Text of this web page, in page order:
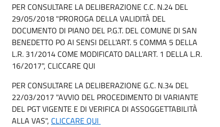
PER CONSULTARE LA DELIBERAZIONE C.C. N.24 DEL
29/05/2018 "PROROGA DELLA VALIDITÀ DEL
DOCUMENTO DI PIANO DEL P.G.T. DEL COMUNE DI SAN
BENEDETTO PO AI SENSI DELL'ART. 5 COMMA 5 DELLA
L.R. 31/2014 COME MODIFICATO DALL'ART. 1 DELLA L.R.
16/2017", CLICCARE QUI
PER CONSULTARE LA DELIBERAZIONE G.C. N.34 DEL
22/03/2017 "AVVIO DEL PROCEDIMENTO DI VARIANTE
DEL PGT VIGENTE E DI VERIFICA DI ASSOGGETTABILITÀ
ALLA VAS", CLICCARE QUI